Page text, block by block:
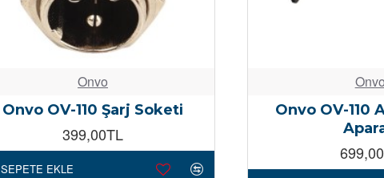
Onvo
Onvo OV-110 Şarj Soketi
399,00TL
SEPETE EKLE
Onvo OV-110